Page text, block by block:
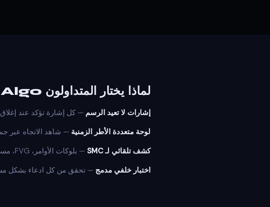
لماذا يختار المتداولون Quantum Algo لأسواق العملات الرقمية
إشارات لا تعيد الرسم — كل إشارة تؤكد عند
لوحة متعددة الأطر الزمنية — شاهد الاتجاه عبر
كشف تلقائي لـ SMC
— بلوكات الأوامر، FVG، مسحات السيولة، BOS، وCHoCH — كلها مكتشفة في الوقت الفعلي.
اختبار خلفي مدمج — تحقق من كل ادعاء بشكل